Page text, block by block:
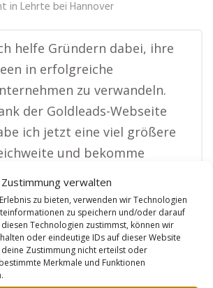
Zustimmung verwalten
zu bieten, verwenden wir Technologien
zu speichern und/oder darauf
Technologien zustimmst, können wir
oder eindeutige IDs auf dieser Website
Zustimmung nicht erteilst oder
Merkmale und Funktionen
in Lehrte bei Hannover
helfe Gründern dabei, ihre
in erfolgreiche
zu verwandeln.
der Goldleads-Webseite
ich jetzt eine viel größere
und bekomme
die meine
brauchen. Die
ist nicht nur optisch
sondern sorgt auch
dass ich bei Suchanfragen